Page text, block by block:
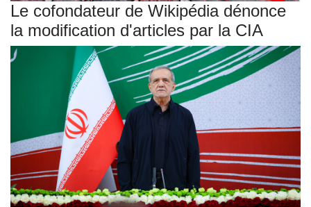
Le cofondateur de Wikipédia dénonce
la modification d'articles par la CIA